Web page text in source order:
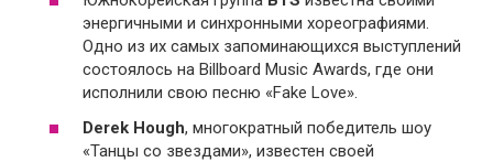
энергичными и синхронными хореографиями.
Одно из их самых запоминающихся выступлений
состоялось на Billboard Music Awards, где они
исполнили свою песню «Fake Love».
Derek Hough, многократный победитель шоу
«Танцы со звездами», известен своей